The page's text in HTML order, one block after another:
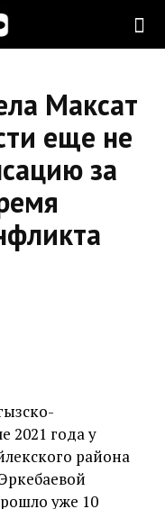
Максат
еще не
за
2021 года у
района
уже 10